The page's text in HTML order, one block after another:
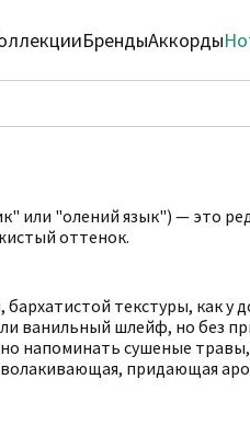
БрендыАккорды
или "олений язык") — это
оттенок.
текстуры, как у
ванильный шлейф, но без
напоминать сушеные
придающая